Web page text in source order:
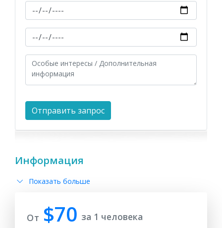
Информация
Показать больше
От $70 за 1 человека